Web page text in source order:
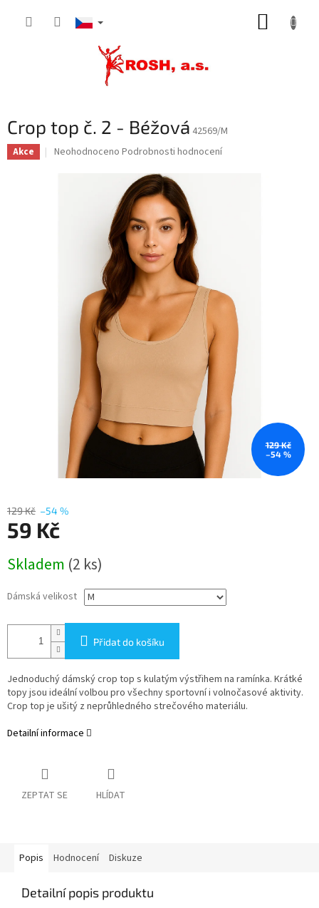
Crop top č. 2 - Béžová 42569/M
Akce
Průměrné
Neohodnoceno Podrobnosti hodnocení
129 Kč
–54 %
129 Kč –54 %
59 Kč
cena:
Skladem (2 ks)
Dámská velikost
Přidat do košíku
Jednoduchý dámský crop top s kulatým výstřihem na ramínka. Krátké
topy jsou ideální volbou pro všechny sportovní i volnočasové aktivity.
Crop top je ušitý z neprůhledného strečového materiálu.
Detailní informace
ZEPTAT SE HLÍDAT
Popis Hodnocení Diskuze
Detailní popis produktu